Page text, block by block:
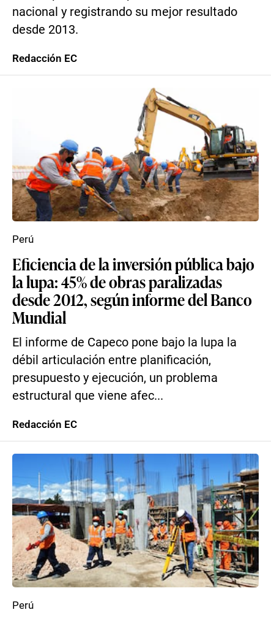
nacional y registrando su mejor resultado
desde 2013.
Redacción EC
Eficiencia de la inversión pública bajo
la lupa: 45% de obras paralizadas
desde 2012, según informe del Banco
Mundial
El informe de Capeco pone bajo la lupa la
débil articulación entre planificación,
presupuesto y ejecución, un problema
estructural que viene afec...
Perú
Redacción EC
Perú